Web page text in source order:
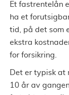
Et fastrentelån
ha et
tid, på det som
ekstra
for forsikring.
Det er typisk at
10 år av